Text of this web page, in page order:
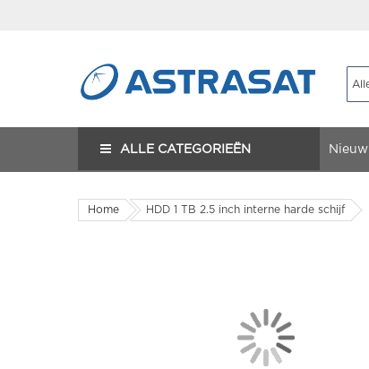
ALLE CATEGORIEËN Nieuw
Home HDD 1 TB 2.5 inch interne harde schijf